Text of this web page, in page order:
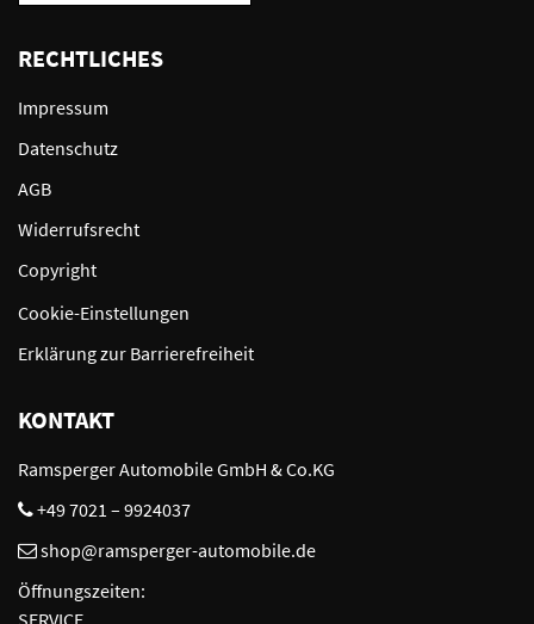
RECHTLICHES
Impressum
Datenschutz
AGB
Widerrufsrecht
Copyright
Cookie-Einstellungen
Erklärung zur Barrierefreiheit
KONTAKT
Ramsperger Automobile GmbH & Co.KG
+49 7021 – 9924037
shop@ramsperger-automobile.de
Öffnungszeiten:
SERVICE